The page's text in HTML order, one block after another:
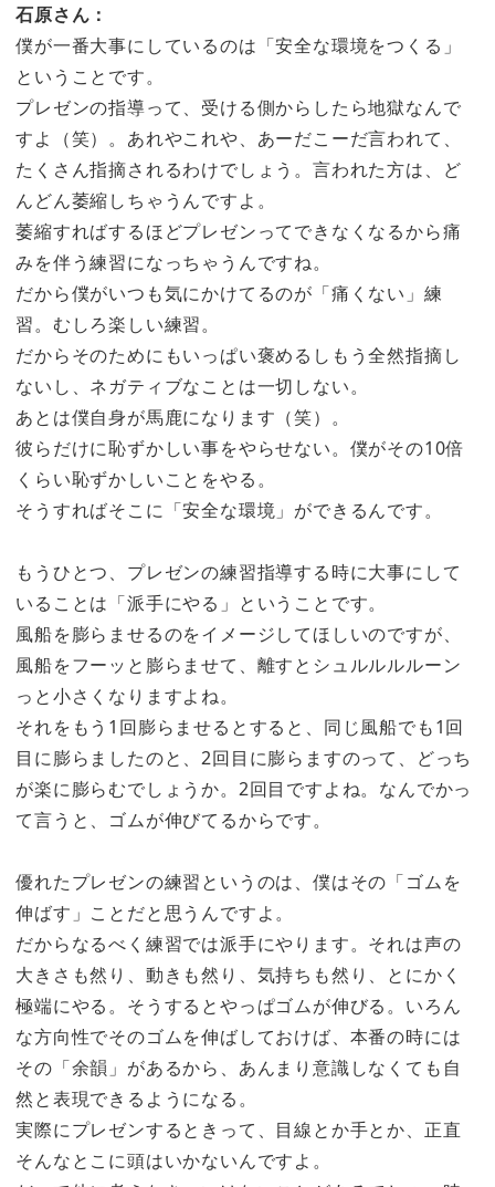
石原さん：
僕が一番大事にしているのは「安全な環境をつくる」
ということです。
プレゼンの指導って、受ける側からしたら地獄なんで
すよ（笑）。あれやこれや、あーだこーだ言われて、
たくさん指摘されるわけでしょう。言われた方は、ど
んどん萎縮しちゃうんですよ。
萎縮すればするほどプレゼンってできなくなるから痛
みを伴う練習になっちゃうんですね。
だから僕がいつも気にかけてるのが「痛くない」練
習。むしろ楽しい練習。
だからそのためにもいっぱい褒めるしもう全然指摘し
ないし、ネガティブなことは一切しない。
あとは僕自身が馬鹿になります（笑）。
彼らだけに恥ずかしい事をやらせない。僕がその10倍
くらい恥ずかしいことをやる。
そうすればそこに「安全な環境」ができるんです。
もうひとつ、プレゼンの練習指導する時に大事にして
いることは「派手にやる」ということです。
風船を膨らませるのをイメージしてほしいのですが、
風船をフーッと膨らませて、離すとシュルルルルーン
っと小さくなりますよね。
それをもう1回膨らませるとすると、同じ風船でも1回
目に膨らましたのと、2回目に膨らますのって、どっち
が楽に膨らむでしょうか。2回目ですよね。なんでかっ
て言うと、ゴムが伸びてるからです。
優れたプレゼンの練習というのは、僕はその「ゴムを
伸ばす」ことだと思うんですよ。
だからなるべく練習では派手にやります。それは声の
大きさも然り、動きも然り、気持ちも然り、とにかく
極端にやる。そうするとやっぱゴムが伸びる。いろん
な方向性でそのゴムを伸ばしておけば、本番の時には
その「余韻」があるから、あんまり意識しなくても自
然と表現できるようになる。
実際にプレゼンするときって、目線とか手とか、正直
そんなとこに頭はいかないんですよ。